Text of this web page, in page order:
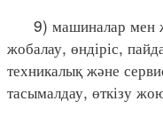
9) машиналар мен
жобалау, өндіріс,
техникалық және
тасымалдау, өткізу